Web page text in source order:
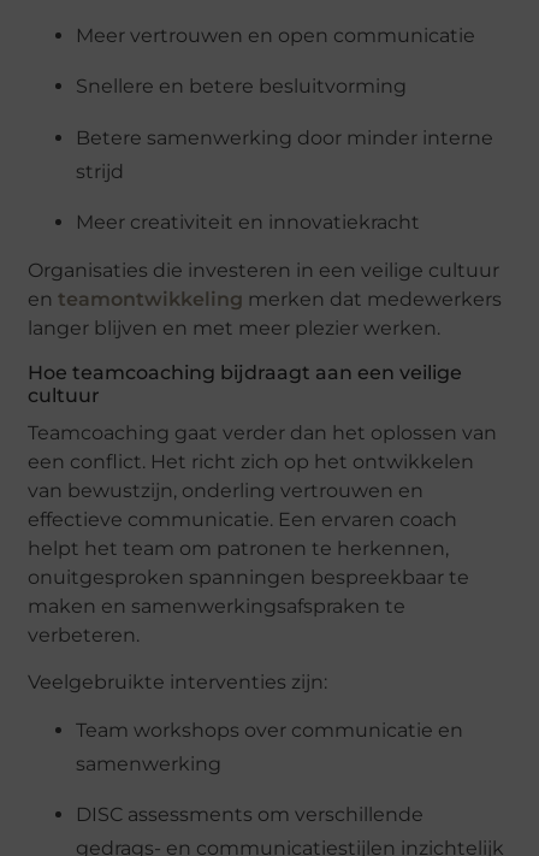
Meer vertrouwen en open communicatie
Snellere en betere besluitvorming
Betere samenwerking door minder interne
strijd
Meer creativiteit en innovatiekracht
Organisaties die investeren in een veilige cultuur
enteamontwikkeling merken dat medewerkers
langer blijven en met meer plezier werken.
Hoe teamcoaching bijdraagt aan een veilige
cultuur
Teamcoaching gaat verder dan het oplossen van
een conflict. Het richt zich op het ontwikkelen
van bewustzijn, onderling vertrouwen en
effectieve communicatie. Een ervaren coach
helpt het team om patronen te herkennen,
onuitgesproken spanningen bespreekbaar te
maken en samenwerkingsafspraken te
verbeteren.
Veelgebruikte interventies zijn:
Team workshops over communicatie en
samenwerking
DISC assessments om verschillende
gedrags- en communicatiestijlen inzichtelijk